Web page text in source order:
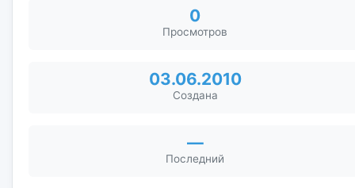
0
Просмотров
03.06.2010
Создана
—
Последний